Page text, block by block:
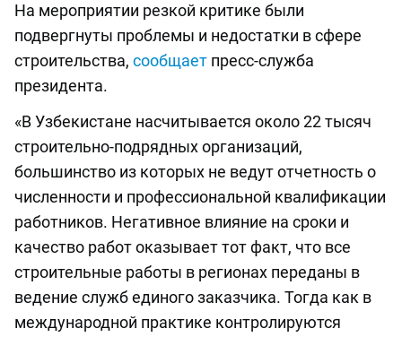
На мероприятии резкой критике были
подвергнуты проблемы и недостатки в сфере
строительства, сообщает пресс-служба
президента.
«В Узбекистане насчитывается около 22 тысяч
строительно-подрядных организаций,
большинство из которых не ведут отчетность о
численности и профессиональной квалификации
работников. Негативное влияние на сроки и
качество работ оказывает тот факт, что все
строительные работы в регионах переданы в
ведение служб единого заказчика. Тогда как в
международной практике контролируются